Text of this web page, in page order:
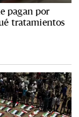
pagan por
tratamientos